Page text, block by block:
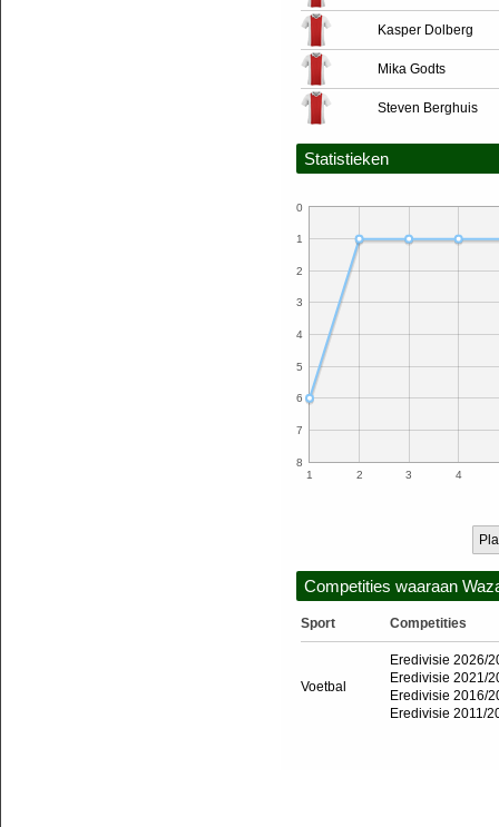
Kasper Dolberg
Mika Godts
Steven Berghuis
Statistieken
1 2 3 4
0
1
2
3
4
5
6
7
8
Competities waaraan
Sport Competities
Voetbal
Eredivisie 2026/
Eredivisie 2021/
Eredivisie 2016/
Eredivisie 2011/